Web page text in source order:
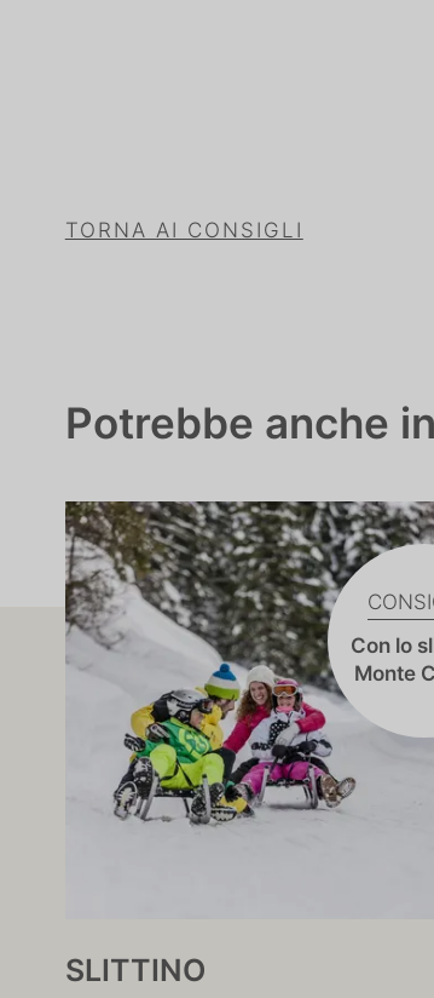
TORNA AI CONSIGLI
Potrebbe anche
SLITTINO
Con lo
Monte